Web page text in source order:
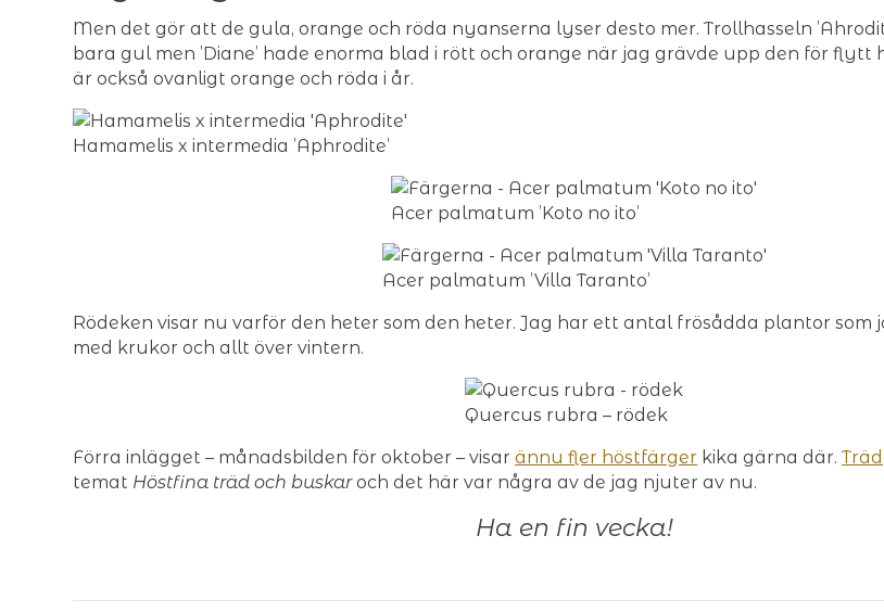
Men det gör att de gula, orange och röda nyanserna lyser desto mer. Trollhasseln
bara gul men ’Diane’ hade enorma blad i rött och orange när jag grävde upp den för flytt
är också ovanligt orange och röda i år.
Hamamelis x intermedia ’Aphrodite’
Acer palmatum ’Koto no ito’
Acer palmatum ’Villa Taranto’
Rödeken visar nu varför den heter som den heter. Jag har ett antal frösådda plantor som
med krukor och allt över vintern.
Quercus rubra – rödek
Förra inlägget – månadsbilden för oktober – visarännu fler höstfärger kika gärna där.
temat Höstfina träd och buskaroch det här var några av de jag njuter av nu.
Ha en fin vecka!